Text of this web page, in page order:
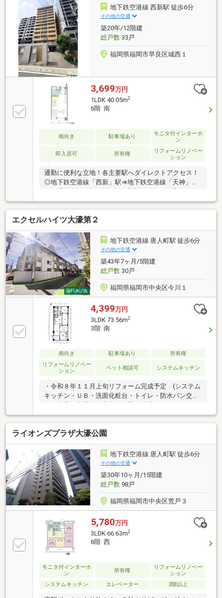
と機能性を向上◆ウォークインクローゼットや収納を
新設し、収納力を強化
地下鉄空港線 西新駅 徒歩6分
その他の交通
築20年/12階建
総戸数33戸
福岡県福岡市早良区城西１
3,699万円
1LDK 40.05m2
6階 南
南向き 駐車場あり
モニタ付インターホ
ン
即入居可 所有権
リフォームリノベー
ション
通勤に便利な立地！各主要駅へダイレクトアクセス！
◎地下鉄空港線「西新」駅⇒地下鉄空港線「天神」駅
⇒地下鉄空港線「福岡空港」駅 まで乗車19分☆「博多
駅」まで乗換ナシ☆・大濠公園や祖原公園などの公園
も徒歩圏内♪・プラリバまで徒歩5分！・西新商店街ま
で徒歩4分！◇ペット飼育可能（犬猫合計1匹以内）◆
置き配に便利な宅配ボックス付き！◇2台縦列駐車可
能！（駐車台数は車種による）◆南東向きのため陽当
たり良好です！◇ウォシュレットや浴室乾燥機等標準
装備！◆平置き駐車場あり〇
エクセルハイツ大濠第２
地下鉄空港線 唐人町駅 徒歩6分
その他の交通
築43年7ヶ月/5階建
総戸数30戸
福岡県福岡市中央区今川１
4,399万円
3LDK 73.56m2
3階 南
南向き 駐車場あり
所有権
リフォームリノベー
ション
ペット相談可 システムキッチン
・令和８年１１月上旬リフォーム完成予定 (システム
キッチン・ＵＢ・洗面化粧台・トイレ・防水パン交
リング貼替、給排水管一部交換)◆◆お問い合わせ
は、ＦＵＫＵＹＡ福岡中央店までお願い致します◆◆
ＦＵＫＵＹＡ福岡中央店は、地下鉄七隈線「渡辺通」
駅まで徒歩４分、サニー渡辺通店の向かいです。お電
話、メール、ご来店も随時受付中です。お気軽に問い
合わせください！
ライオンズプラザ大濠公園
地下鉄空港線 唐人町駅 徒歩6分
その他の交通
築30年10ヶ月/15階建
総戸数98戸
福岡県福岡市中央区荒戸３
5,780万円
3LDK 66.63m2
6階 西
モニタ付インターホ
ン
所有権
リフォームリノベー
ション
システムキッチン
エレベーター 2階以上